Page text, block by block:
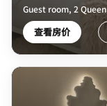
Guest room, 2
查看房价